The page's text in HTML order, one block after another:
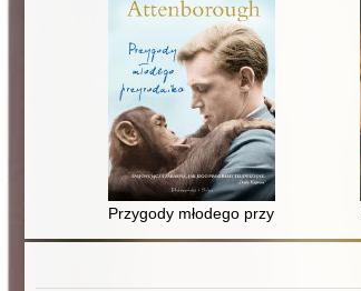
Przygody młodego przyrodnika